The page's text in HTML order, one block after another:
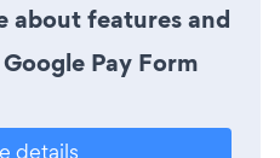
about features and
Pay Form
details